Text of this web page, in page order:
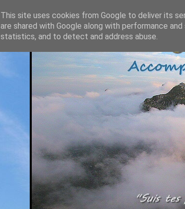
This site uses cookies from Google to deliver its
are shared with Google along with performance
statistics, and to detect and address abuse.